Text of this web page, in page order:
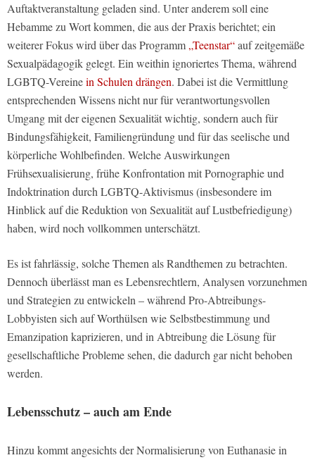
Auftaktveranstaltung geladen sind. Unter anderem soll eine
Hebamme zu Wort kommen, die aus der Praxis berichtet; ein
weiterer Fokus wird über das Programm„Teenstar“auf zeitgemäße
Sexualpädagogik gelegt. Ein weithin ignoriertes Thema, während
LGBTQ-Vereinein Schulen drängen. Dabei ist die Vermittlung
entsprechenden Wissens nicht nur für verantwortungsvollen
Umgang mit der eigenen Sexualität wichtig, sondern auch für
Bindungsfähigkeit, Familiengründung und für das seelische und
körperliche Wohlbefinden. Welche Auswirkungen
Frühsexualisierung, frühe Konfrontation mit Pornographie und
Indoktrination durch LGBTQ-Aktivismus (insbesondere im
Hinblick auf die Reduktion von Sexualität auf Lustbefriedigung)
haben, wird noch vollkommen unterschätzt.
Es ist fahrlässig, solche Themen als Randthemen zu betrachten.
Dennoch überlässt man es Lebensrechtlern, Analysen vorzunehmen
und Strategien zu entwickeln – während Pro-Abtreibungs-
Lobbyisten sich auf Worthülsen wie Selbstbestimmung und
Emanzipation kaprizieren, und in Abtreibung die Lösung für
gesellschaftliche Probleme sehen, die dadurch gar nicht behoben
werden.
Lebensschutz – auch am Ende
Hinzu kommt angesichts der Normalisierung von Euthanasie in